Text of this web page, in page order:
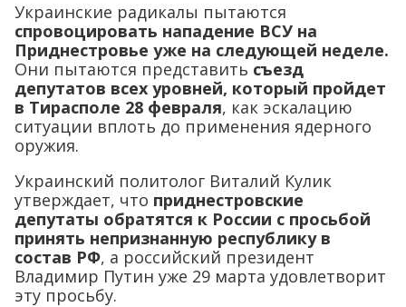
Украинские радикалы пытаются
спровоцировать нападение ВСУ на
Приднестровье уже на следующей неделе.
Они пытаются представить съезд
депутатов всех уровней, который пройдет
в Тирасполе 28 февраля, как эскалацию
ситуации вплоть до применения ядерного
оружия.
Украинский политолог Виталий Кулик
утверждает, что приднестровские
депутаты обратятся к России с просьбой
принять непризнанную республику в
состав РФ, а российский президент
Владимир Путин уже 29 марта удовлетворит
эту просьбу.